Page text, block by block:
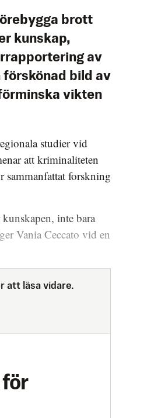
brott
kunskap,
av
bild av
vikten
studier vid
att kriminaliteten
sammanfattat forskning
inte bara
Vania Ceccato vid en
att läsa vidare.
för